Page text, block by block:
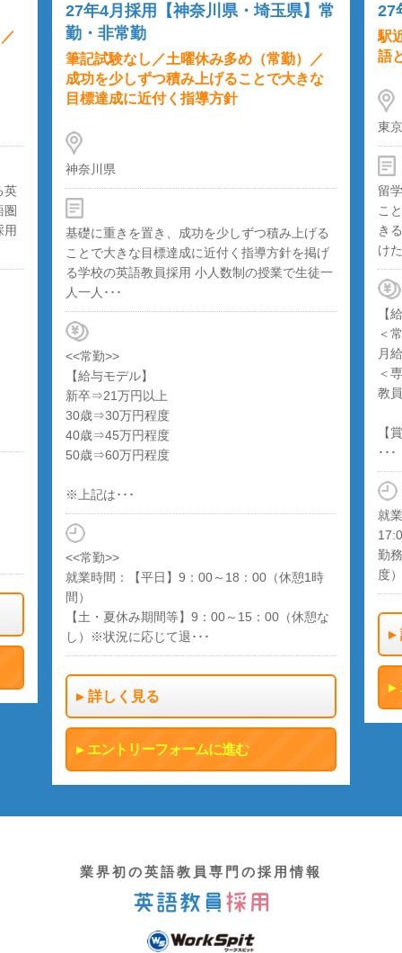
英
圏
用
27年4月採用【神奈川県・埼玉県】常
勤・非常勤
筆記試験なし／土曜休み多め（常勤）／
成功を少しずつ積み上げることで大きな
目標達成に近付く指導方針
神奈川県
基礎に重きを置き、成功を少しずつ積み上げる
ことで大きな目標達成に近付く指導方針を掲げ
る学校の英語教員採用 小人数制の授業で生徒一
人一人･･･
<<常勤>>
【給与モデル】
新卒⇒21万円以上
30歳⇒30万円程度
40歳⇒45万円程度
50歳⇒60万円程度
※上記は･･･
<<常勤>>
就業時間：【平日】9：00～18：00（休憩1時
間）
【土・夏休み期間等】9：00～15：00（休憩な
し）※状況に応じて退･･･
詳しく見る
エントリーフォームに進む
27
駅
語
東
留
こ
き
け
【
＜
月
＜
教
【
･･･
就
勤
度）
業界初の英語教員専門の採用情報